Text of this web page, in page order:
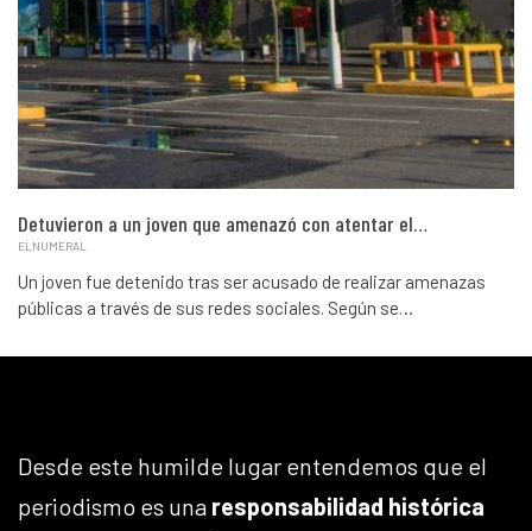
Detuvieron a un joven que amenazó con atentar el…
ELNUMERAL
Un joven fue detenido tras ser acusado de realizar amenazas
públicas a través de sus redes sociales. Según se…
Desde este humilde lugar entendemos que el
periodismo es una responsabilidad histórica